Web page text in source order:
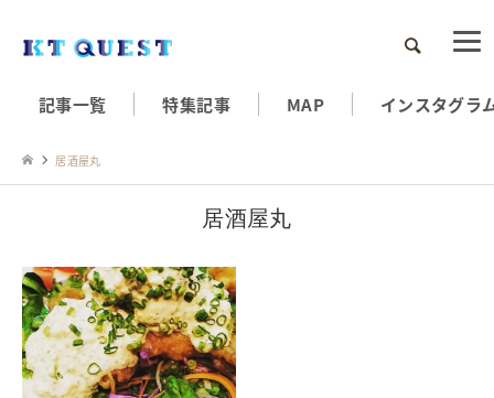
検索
記事一覧 特集記事 MAP インスタグラ
居酒屋丸
居酒屋丸